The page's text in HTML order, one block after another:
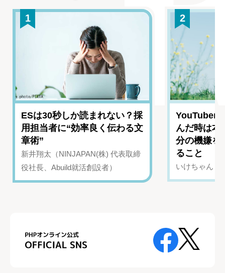
1
ESは30秒しか読まれない？採
用担当者に“効率良く伝わる文
章術”
新井翔太（NINJAPAN(株) 代表取締
役社長、Abuild就活創設者）
2
YouTuber
んだ時は
分の機嫌を
ること
いけちゃん（